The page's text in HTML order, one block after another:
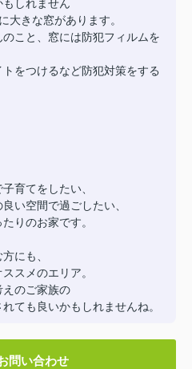
もしれません
大きな窓があります。
のこと、窓には防犯フィルムを
をつけるなど防犯対策をする
育てをしたい、
い空間で過ごしたい、
りのお家です。
にも、
スメのエリア。
のご家族の
ても良いかもしれませんね。
問い合わせ